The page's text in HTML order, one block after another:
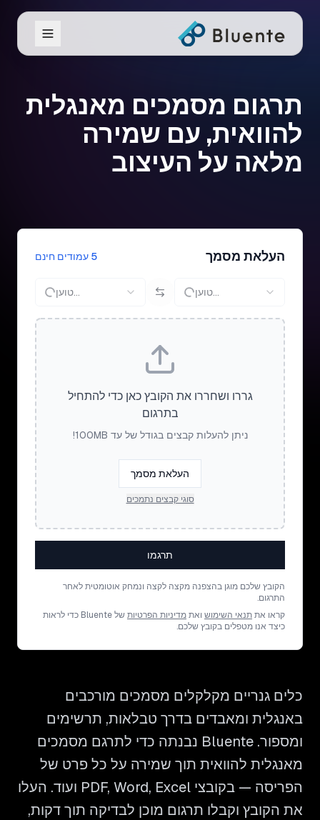
תרגום מסמכים מאנגלית
להוואית, עם שמירה
מלאה על העיצוב
העלאת מסמך 5 עמודים חינם
טוען... טוען...
גררו ושחררו את הקובץ כאן כדי להתחיל
בתרגום
ניתן להעלות קבצים בגודל של עד 100MB!
העלאת מסמך
סוגי קבצים נתמכים
תרגמו
הקובץ שלכם מוגן בהצפנה מקצה לקצה ונמחק אוטומטית לאחר
התרגום.
קראו אתתנאי השימוש ואתמדיניות הפרטיות
של Bluente כדי לראות
כיצד אנו מטפלים בקובץ שלכם.
כלים גנריים מקלקלים מסמכים מורכבים
באנגלית ומאבדים בדרך טבלאות, תרשימים
ומספור. Bluente נבנתה כדי לתרגם מסמכים
מאנגלית להוואית תוך שמירה על כל פרט של
הפריסה — בקובצי PDF, Word, Excel ועוד. העלו
את הקובץ וקבלו תרגום מוכן לבדיקה תוך דקות,